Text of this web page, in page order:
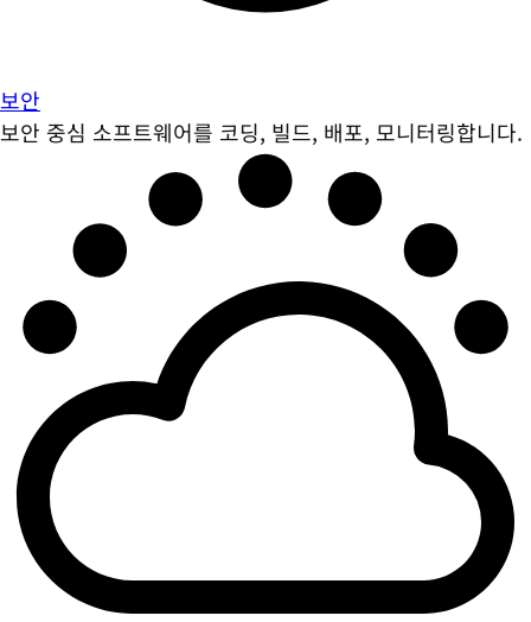
보안
보안 중심 소프트웨어를 코딩, 빌드, 배포, 모니터링합니다.